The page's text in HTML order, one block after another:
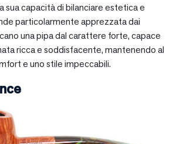
sua capacità di bilanciare estetica e
particolarmente apprezzata dai
una pipa dal carattere forte, capace
ricca e soddisfacente, mantenendo al
e uno stile impeccabili.